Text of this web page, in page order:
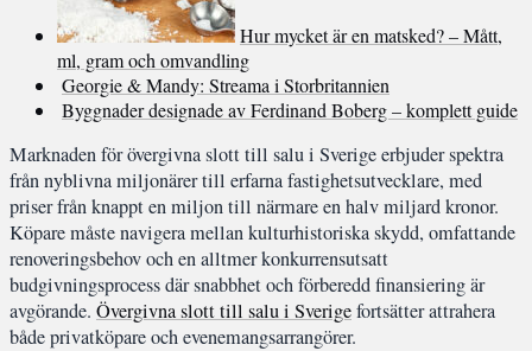
Hur mycket är en matsked? – Mått,
ml, gram och omvandling
Georgie & Mandy: Streama i Storbritannien
Byggnader designade av Ferdinand Boberg – komplett guide
Marknaden för övergivna slott till salu i Sverige erbjuder spektra
från nyblivna miljonärer till erfarna fastighetsutvecklare, med
priser från knappt en miljon till närmare en halv miljard kronor.
Köpare måste navigera mellan kulturhistoriska skydd, omfattande
renoveringsbehov och en alltmer konkurrensutsatt
budgivningsprocess där snabbhet och förberedd finansiering är
avgörande. Övergivna slott till salu i Sverigefortsätter attrahera
både privatköpare och evenemangsarrangörer.